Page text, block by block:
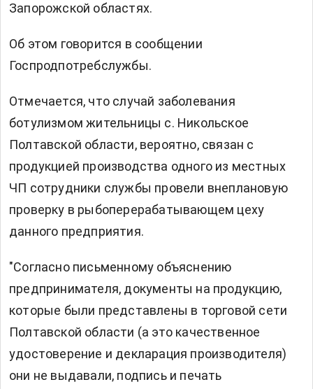
Запорожской областях.
Об этом говорится в сообщении
Госпродпотребслужбы.
Отмечается, что случай заболевания
ботулизмом жительницы с. Никольское
Полтавской области, вероятно, связан с
продукцией производства одного из местных
ЧП сотрудники службы провели внеплановую
проверку в рыбоперерабатывающем цеху
данного предприятия.
"Согласно письменному объяснению
предпринимателя, документы на продукцию,
которые были представлены в торговой сети
Полтавской области (а это качественное
удостоверение и декларация производителя)
они не выдавали, подпись и печать